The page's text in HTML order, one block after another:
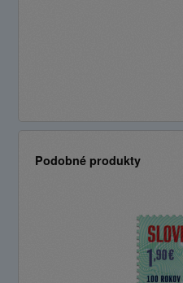
Podobné produkty